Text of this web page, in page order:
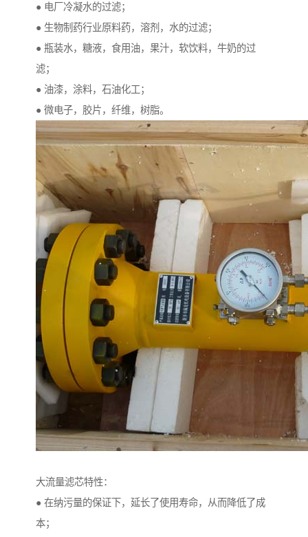
● 电厂冷凝水的过滤；
● 生物制药行业原料药，溶剂，水的过滤；
● 瓶装水，糖液，食用油，果汁，软饮料，牛奶的过
滤；
● 油漆，涂料，石油化工；
● 微电子，胶片，纤维，树脂。
大流量滤芯特性：
● 在纳污量的保证下，延长了使用寿命，从而降低了成
本；